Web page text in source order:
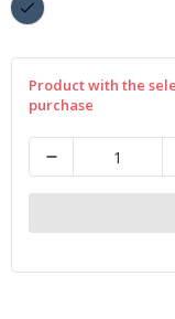
Product with the
purchase